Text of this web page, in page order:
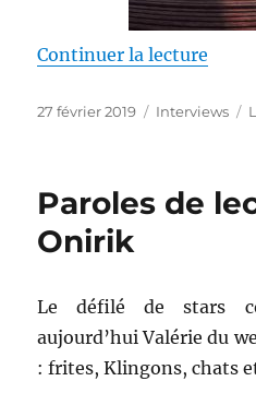
Continuer la lecture
Publié
27 février 2019 Catégories
Interviews
Paroles de
Onirik
Le défilé de stars
aujourd’hui Valérie du
: frites, Klingons, chats